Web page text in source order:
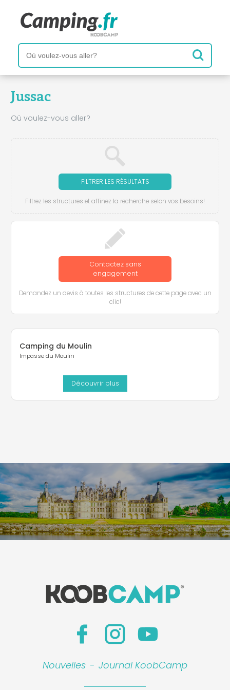
Jussac
Où voulez-vous aller?
FILTRER LES RÉSULTATS
Filtrez les structures et affinez la recherche selon vos besoins!
Contactez sans
engagement
Demandez un devis à toutes les structures de cette page avec un
clic!
Camping du Moulin
Impasse du Moulin
Découvrir plus
Nouvelles - Journal KoobCamp